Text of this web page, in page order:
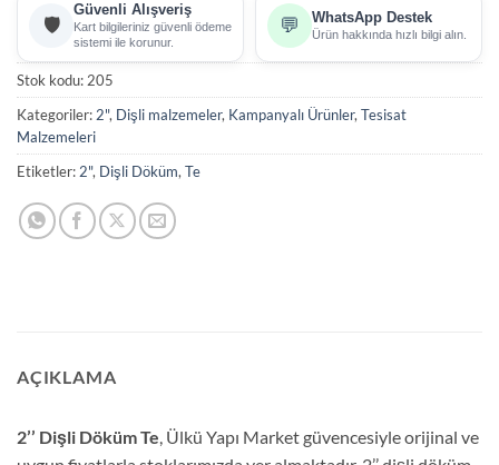
🛡️
Güvenli Alışveriş
Kart bilgileriniz güvenli ödeme
sistemi ile korunur.
💬 WhatsApp Destek
Ürün hakkında hızlı bilgi alın.
Stok kodu:205
Kategoriler:2", Dişli malzemeler, Kampanyalı Ürünler,Tesisat
Malzemeleri
Etiketler:2", Dişli Döküm,Te
AÇIKLAMA
2’’ Dişli Döküm Te, Ülkü Yapı Market güvencesiyle orijinal ve